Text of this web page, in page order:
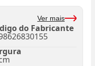
Ver mais
do Fabricante